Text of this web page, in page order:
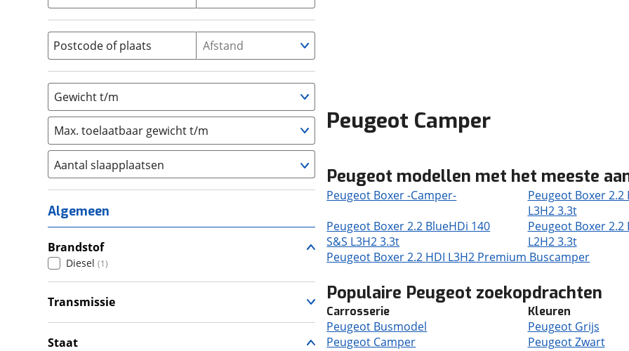
Vouwwagen (0)
Postcode of plaats Afstand
Gewicht t/m
Max. toelaatbaar gewicht t/m
Aantal slaapplaatsen
1 (0)
2 (0)
3 (0)
4 (0)
5 (0)
6+ (0)
Algemeen
Brandstof
Diesel (1)
Transmissie
Staat
Peugeot Camper
Peugeot modellen met het meeste
Peugeot Boxer -Camper-
Peugeot Boxer 2.2
L3H2 3.3t
Peugeot Boxer 2.2 BlueHDi 140
S&S L3H2 3.3t
Peugeot Boxer 2.2
L2H2 3.3t
Peugeot Boxer 2.2 HDI L3H2 Premium Buscamper
Populaire Peugeot zoekopdrachten
Carrosserie
Peugeot Busmodel
Peugeot Camper
Kleuren
Peugeot Grijs
Peugeot Zwart